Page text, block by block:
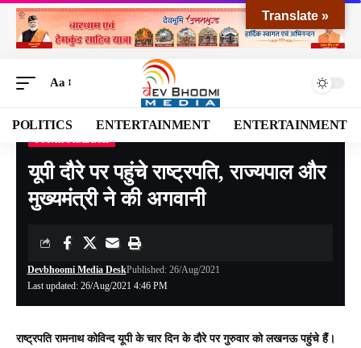
Aa
POLITICS ENTERTAINMENT ENTERTAINMENT
Devbhoomi Media>Blog>NATIONAL>Uttar Pradesh>यूपी दौरे पर पहुंचे राष्ट्रपति, राज्यपाल और मुख्यमंत्री ने की अगवानी
यूपी दौरे पर पहुंचे राष्ट्रपति, राज्यपाल और
मुख्यमंत्री ने की अगवानी
Last updated: 26/Aug/2021 4:46 PM
Devbhoomi Media DeskPublished: 26/Aug/2021
राष्ट्रपति रामनाथ कोविन्द यूपी के चार दिन के दौरे पर गुरुवार को लखनऊ पहुंचे हैं।
Translate »